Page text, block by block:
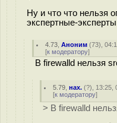
Ну и что что нельзя
экспертные-
4.73 ,Аноним (73),
[к модератору]
В firewalld нельзя
5.79 ,нах. (?), 13:25,
[к модератору]
> В firewalld